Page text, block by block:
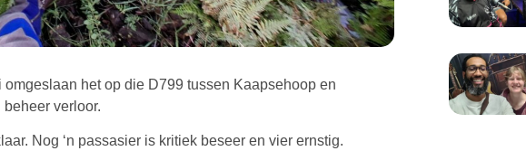
het op die D799 tussen Kaapsehoop en
beheer verloor.
Nog ‘n passasier is kritiek beseer en vier ernstig.